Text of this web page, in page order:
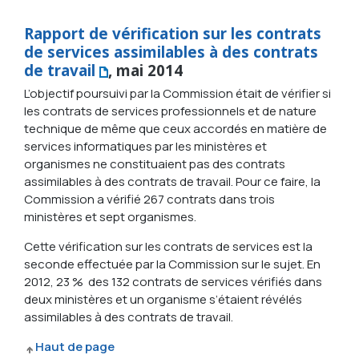
Rapport de vérification sur les contrats
de services assimilables à des contrats
de travail
, mai 2014
L’objectif poursuivi par la Commission était de vérifier si
les contrats de services professionnels et de nature
technique de même que ceux accordés en matière de
services informatiques par les ministères et
organismes ne constituaient pas des contrats
assimilables à des contrats de travail. Pour ce faire, la
Commission a vérifié 267 contrats dans trois
ministères et sept organismes.
Cette vérification sur les contrats de services est la
seconde effectuée par la Commission sur le sujet. En
2012, 23 % des 132 contrats de services vérifiés dans
deux ministères et un organisme s’étaient révélés
assimilables à des contrats de travail.
Haut de page